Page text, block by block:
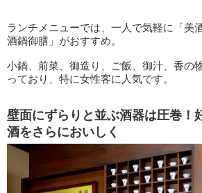
ランチメニューでは、一人で気軽に「美
酒鍋御膳」がおすすめ。
小鍋、前菜、御造り、ご飯、御汁、香の
っており、特に女性客に人気です。
壁面にずらりと並ぶ酒器は圧巻！
酒をさらにおいしく